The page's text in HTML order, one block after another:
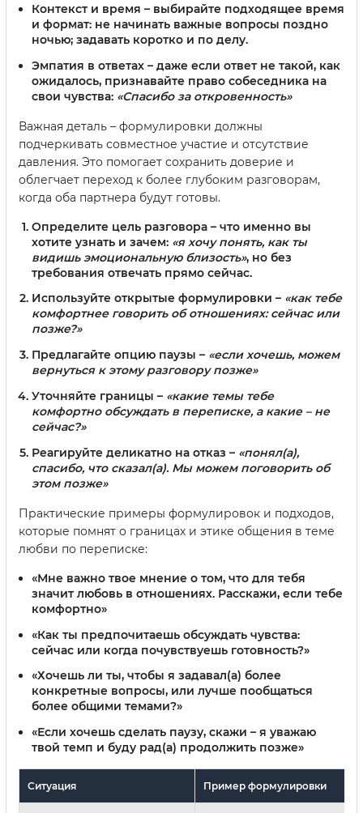
Контекст и время – выбирайте подходящее время
и формат: не начинать важные вопросы поздно
ночью; задавать коротко и по делу.
Эмпатия в ответах – даже если ответ не такой, как
ожидалось, признавайте право собеседника на
свои чувства: «Спасибо за откровенность»
Важная деталь – формулировки должны
подчеркивать совместное участие и отсутствие
давления. Это помогает сохранить доверие и
облегчает переход к более глубоким разговорам,
когда оба партнера будут готовы.
Определите цель разговора – что именно вы
хотите узнать и зачем: «я хочу понять, как ты
видишь эмоциональную близость», но без
требования отвечать прямо сейчас.
Используйте открытые формулировки – «как тебе
комфортнее говорить об отношениях: сейчас или
позже?»
Предлагайте опцию паузы – «если хочешь, можем
вернуться к этому разговору позже»
Уточняйте границы – «какие темы тебе
комфортно обсуждать в переписке, а какие – не
сейчас?»
Реагируйте деликатно на отказ – «понял(а),
спасибо, что сказал(а). Мы можем поговорить об
этом позже»
Практические примеры формулировок и подходов,
которые помнят о границах и этике общения в теме
любви по переписке:
«Мне важно твое мнение о том, что для тебя
значит любовь в отношениях. Расскажи, если тебе
комфортно»
«Как ты предпочитаешь обсуждать чувства:
сейчас или когда почувствуешь готовность?»
«Хочешь ли ты, чтобы я задавал(а) более
конкретные вопросы, или лучше пообщаться
более общими темами?»
«Если хочешь сделать паузу, скажи – я уважаю
твой темп и буду рад(а) продолжить позже»
Ситуация Пример формулировки